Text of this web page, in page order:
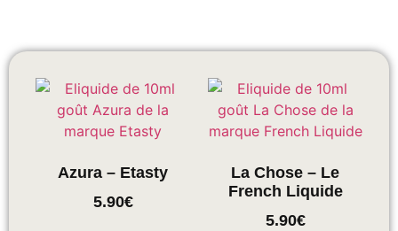
Azura – Etasty
5.90€
La Chose – Le
French Liquide
5.90€